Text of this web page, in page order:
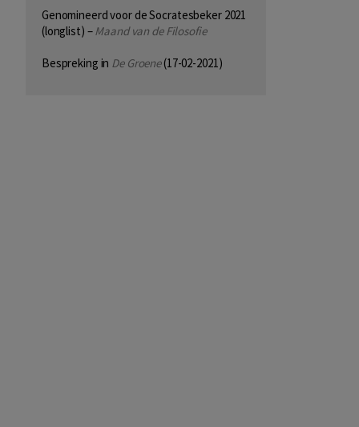
Genomineerd voor de Socratesbeker 2021
(longlist) – Maand van de Filosofie
Bespreking in De Groene(17-02-2021)